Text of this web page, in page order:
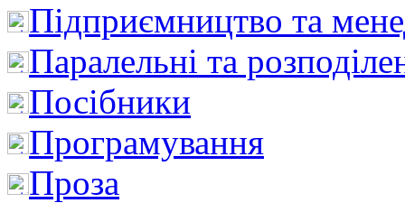
Підприємництво та
Паралельні та
Посібники
Програмування
Проза